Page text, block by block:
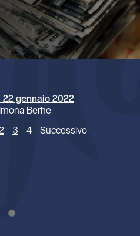
22 gennaio 2022
Berhe
3 4 Successivo